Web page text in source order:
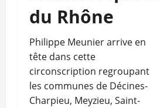
du Rhône
Philippe Meunier arrive en
tête dans cette
circonscription regroupant
les communes de Décines-
Charpieu, Meyzieu, Saint-